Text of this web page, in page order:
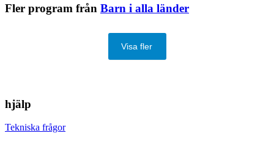
Fler program från Barn i alla länder
Visa fler
hjälp
Tekniska frågor